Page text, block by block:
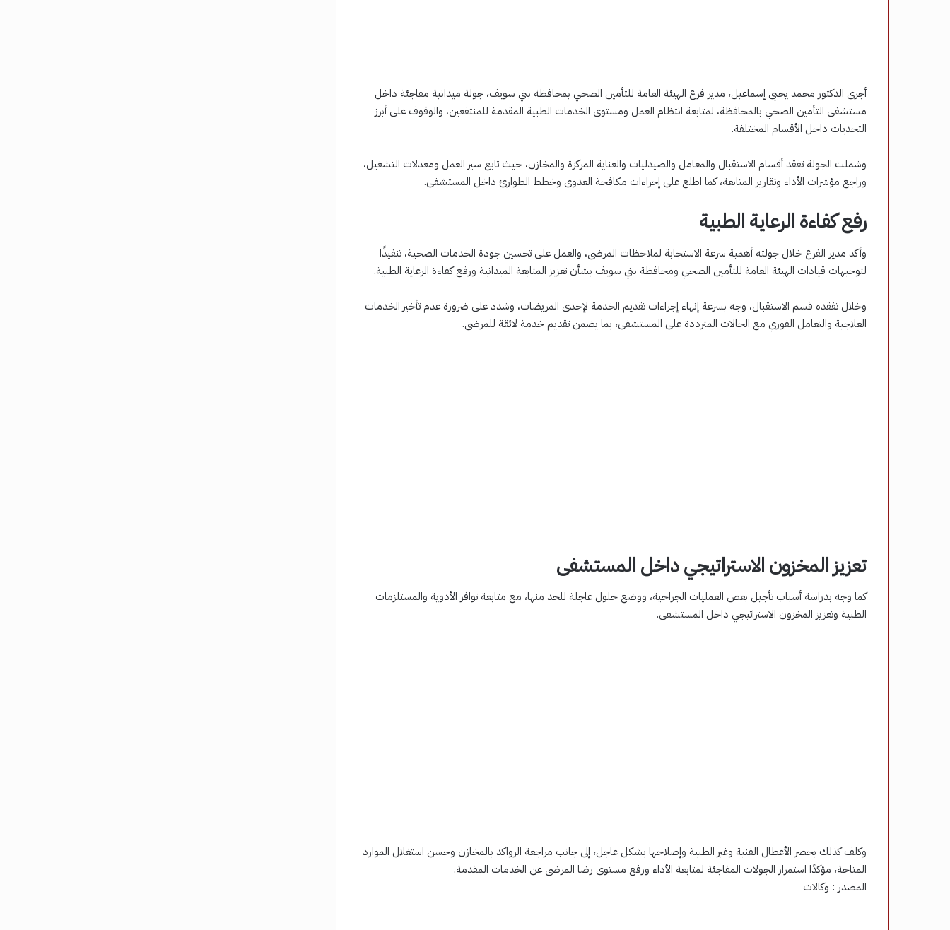
أجرى الدكتور محمد يحيى إسماعيل، مدير فرع الهيئة العامة للتأمين الصحي بمحافظة بني سويف، جولة ميدانية مفاجئة داخل
مستشفى التأمين الصحي بالمحافظة، لمتابعة انتظام العمل ومستوى الخدمات الطبية المقدمة للمنتفعين، والوقوف على أبرز
التحديات داخل الأقسام المختلفة.
وشملت الجولة تفقد أقسام الاستقبال والمعامل والصيدليات والعناية المركزة والمخازن، حيث تابع سير العمل ومعدلات التشغيل،
وراجع مؤشرات الأداء وتقارير المتابعة، كما اطلع على إجراءات مكافحة العدوى وخطط الطوارئ داخل المستشفى.
رفع كفاءة الرعاية الطبية
وأكد مدير الفرع خلال جولته أهمية سرعة الاستجابة لملاحظات المرضى، والعمل على تحسين جودة الخدمات الصحية، تنفيذًا
لتوجيهات قيادات الهيئة العامة للتأمين الصحي ومحافظة بني سويف بشأن تعزيز المتابعة الميدانية ورفع كفاءة الرعاية الطبية.
وخلال تفقده قسم الاستقبال، وجه بسرعة إنهاء إجراءات تقديم الخدمة لإحدى المريضات، وشدد على ضرورة عدم تأخير الخدمات
العلاجية والتعامل الفوري مع الحالات المترددة على المستشفى، بما يضمن تقديم خدمة لائقة للمرضى.
تعزيز المخزون الاستراتيجي داخل المستشفى
كما وجه بدراسة أسباب تأجيل بعض العمليات الجراحية، ووضع حلول عاجلة للحد منها، مع متابعة توافر الأدوية والمستلزمات
الطبية وتعزيز المخزون الاستراتيجي داخل المستشفى.
وكلف كذلك بحصر الأعطال الفنية وغير الطبية وإصلاحها بشكل عاجل، إلى جانب مراجعة الرواكد بالمخازن وحسن استغلال الموارد
المتاحة، مؤكدًا استمرار الجولات المفاجئة لمتابعة الأداء ورفع مستوى رضا المرضى عن الخدمات المقدمة.
المصدر : وكالات